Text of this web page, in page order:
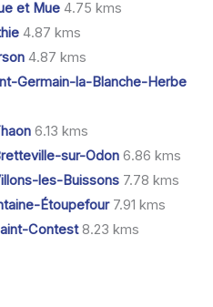
et Mue4.75 kms
4.87 kms
4.87 kms
Germain-la-Blanche-Herbe
6.13 kms
sur-Odon6.86 kms
les-Buissons7.78 kms
Étoupefour7.91 kms
Contest8.23 kms